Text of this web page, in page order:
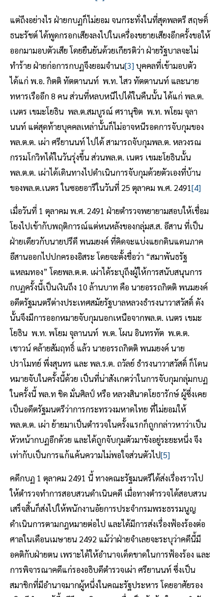
แต่ถึงอย่างไร ฝ่ายกบฏก็ไม่ยอม จนกระทั่งในที่สุดพลตรี สฤษดิ์
ธนะรัชต์ ได้พูดกรอกเสียงลงไปในเครื่องขยายเสียงอีกครั้งขอให้
ออกมามอบตัวเสีย โดยยืนยันด้วยเกียรติว่า ฝ่ายรัฐบาลจะไม่
ทำร้าย ฝ่ายก่อการกบฏจึงยอมจำนน[3]บุคคลที่เข้ามอบตัว
ได้แก่ พ.อ. กิตติ ทัตตานนท์ พ.ท. ไสว ทัตตานนท์ และนาย
ทหารเรืออีก 8 คน ส่วนที่หลบหนีไปได้ในคืนนั้น ได้แก่ พล.ต.
เนตร เขมะโยธิน พล.ต.สมบูรณ์ ศรานุชิต พ.ท. พโยม จุลา
นนท์ แต่สุดท้ายบุคคลเหล่านั้นก็ไม่อาจหนีรอดการจับกุมของ
พล.ต.ต. เผ่า ศรียานนท์ ไปได้ สามารถจับกุมพล.ต. หลวงรณ
กรรมโกวิทได้ในวันรุ่งขึ้น ส่วนพล.ต. เนตร เขมะโยธินนั้น
พล.ต.ต. เผ่าได้เดินทางไปดำเนินการจับกุมด้วยตัวเองที่บ้าน
ของพล.ต.เนตร ในซอยอารีในวันที่ 25 ตุลาคม พ.ศ. 2491[4]
เมื่อวันที่ 1 ตุลาคม พ.ศ. 2491 ฝ่ายตำรวจพยายามสอบให้เชื่อม
โยงไปเข้ากับพฤติการณ์แต่หนหลังของกลุ่มส.ส. อีสาน ที่เป็น
ฝ่ายเดียวกับนายปรีดี พนมยงค์ ที่คิดจะแบ่งแยกดินแดนภาค
อีสานออกไปปกครองอิสระ โดยจะตั้งชื่อว่า “สมาพันธรัฐ
แหลมทอง” โดยพล.ต.ต. เผ่าได้ระบุถึงผู้ให้การสนับสนุนการ
กบฏครั้งนี้เป็นเงินถึง 10 ล้านบาท คือ นายอรรถกิตติ พนมยงค์
อดีตรัฐมนตรีต่างประเทศสมัยรัฐบาลหลวงธำรงนาวาสวัสดิ์ ดัง
นั้นจึงมีการออกหมายจับกุมนอกเหนือจากพล.ต. เนตร เขมะ
โยธิน พ.ท. พโยม จุลานนท์ พ.ต. โผน อินทรทัต พ.ต.ต.
เชาวน์ คล้ายสัมฤทธิ์ แล้ว นายอรรถกิตติ พนมยงค์ นาย
ปราโมทย์ พึ่งสุนทร และ พล.ร.ต. ถวัลย์ ธำรงนาวาสวัสดิ์ ก็โดน
หมายจับในครั้งนี้ด้วย เป็นที่น่าสังเกตว่าในการจับกุมกลุ่มกบฏ
ในครั้งนี้ พล.ท ชิด มั่นศิลป์ หรือ หลวงสินาดโยธารักษ์ ผู้ซึ่งเคย
เป็นอดีตรัฐมนตรีว่าการกระทรวงมหาดไทย ที่ไม่ยอมให้
พล.ต.ต. เผ่า ย้ายมาเป็นตำรวจในครั้งแรกก็ถูกกล่าวหาว่าเป็น
หัวหน้ากบฏอีกด้วย และได้ถูกจับกุมตัวมาขังอยู่ระยะหนึ่ง จึง
เท่ากับเป็นการแก้แค้นความไม่พอใจส่วนตัวไป[5]
คดีกบฏ 1 ตุลาคม 2491 นี้ ทางคณะรัฐมนตรีได้ส่งเรื่องราวไป
ให้ตำรวจทำการสอบสวนดำเนินคดี เมื่อทางตำรวจได้สอบสวน
เสร็จสิ้นก็ส่งไปให้พนักงานอัยการประจำกรมพระธรรมนูญ
ดำเนินการตามกฎหมายต่อไป และได้มีการส่งเรื่องฟ้องร้องต่อ
ศาลในเดือนเมษายน 2492 แม้ว่าฝ่ายจำเลยจะระบุว่าคดีนี้มี
อคติกับฝ่ายตน เพราะได้ให้อำนาจเด็ดขาดในการฟ้องร้อง และ
การพิจารณาคดีแก่รองอธิบดีตำรวจเผ่า ศรียานนท์ ซึ่งเป็น
สมาชิกที่มีอำนาจมากผู้หนึ่งในคณะรัฐประหาร โดยอาศัยรอง